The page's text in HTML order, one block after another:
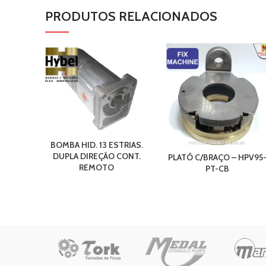
PRODUTOS RELACIONADOS
BOMBA HID. 13 ESTRIAS.
DUPLA DIREÇÃO CONT.
REMOTO
PLATÔ C/BRAÇO –
PT-CB